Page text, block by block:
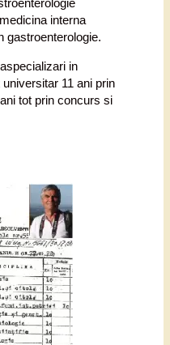
interna
gastroenterologie.
in
11 ani prin
tot prin concurs si